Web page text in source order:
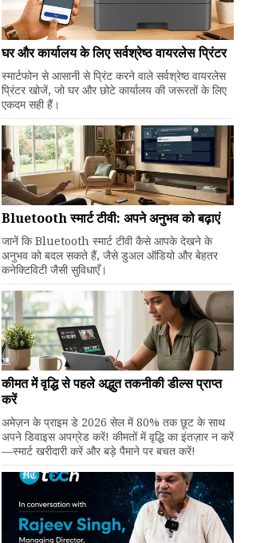
घर और कार्यालय के लिए सर्वश्रेष्ठ वायरलेस प्रिंटर
स्मार्टफोन से आसानी से प्रिंट करने वाले सर्वश्रेष्ठ वायरलेस
प्रिंटर खोजें, जो घर और छोटे कार्यालय की जरूरतों के लिए
एकदम सही हैं।
Bluetooth स्मार्ट टीवी: अपने अनुभव को बढ़ाएं
जानें कि Bluetooth स्मार्ट टीवी कैसे आपके देखने के
अनुभव को बदल सकते हैं, जैसे डुअल ऑडियो और बेहतर
कनेक्टिविटी जैसी सुविधाएँ।
कीमत में वृद्धि से पहले अद्भुत तकनीकी डील्स प्राप्त
करें
अमेज़न के प्राइम डे 2026 सेल में 80% तक छूट के साथ
अपने डिवाइस अपग्रेड करें! कीमतों में वृद्धि का इंतज़ार न करें
—स्मार्ट खरीदारी करें और बड़े पैमाने पर बचत करें!